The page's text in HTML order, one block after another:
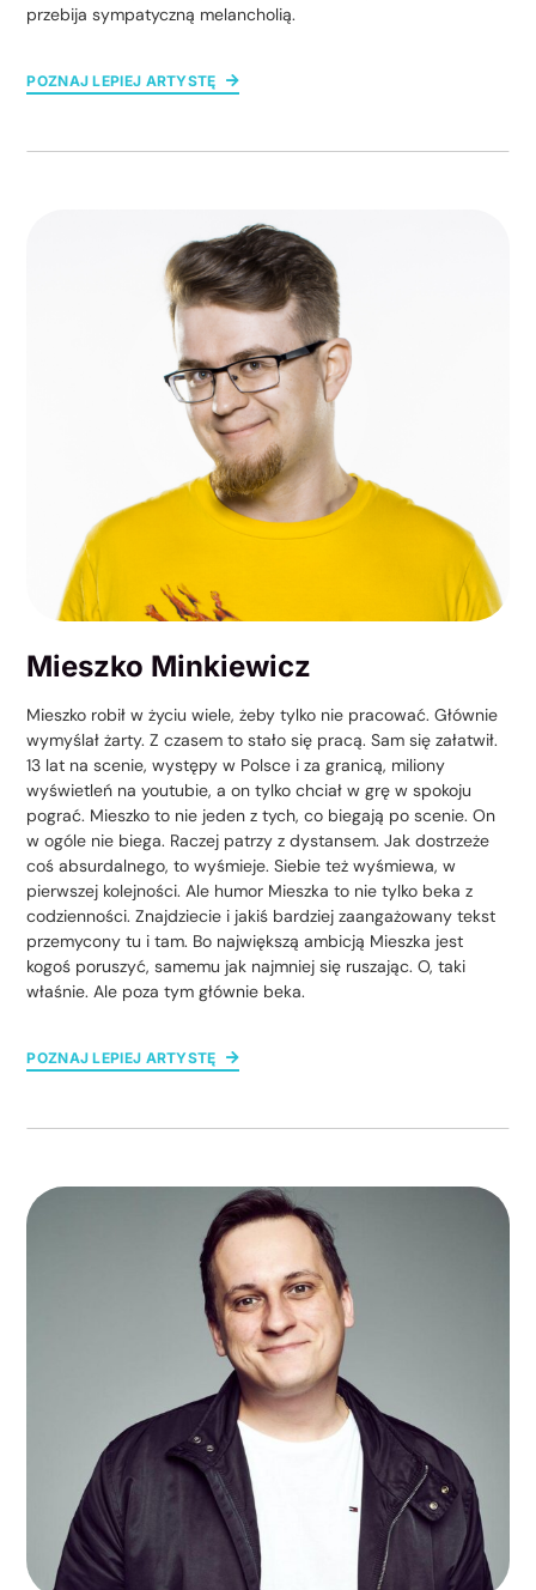
przebija sympatyczną melancholią.
POZNAJ LEPIEJ ARTYSTĘ
Mieszko Minkiewicz
Mieszko robił w życiu wiele, żeby tylko nie pracować. Głównie
wymyślał żarty. Z czasem to stało się pracą. Sam się załatwił.
13 lat na scenie, występy w Polsce i za granicą, miliony
wyświetleń na youtubie, a on tylko chciał w grę w spokoju
pograć. Mieszko to nie jeden z tych, co biegają po scenie. On
w ogóle nie biega. Raczej patrzy z dystansem. Jak dostrzeże
coś absurdalnego, to wyśmieje. Siebie też wyśmiewa, w
pierwszej kolejności. Ale humor Mieszka to nie tylko beka z
codzienności. Znajdziecie i jakiś bardziej zaangażowany tekst
przemycony tu i tam. Bo największą ambicją Mieszka jest
kogoś poruszyć, samemu jak najmniej się ruszając. O, taki
właśnie. Ale poza tym głównie beka.
POZNAJ LEPIEJ ARTYSTĘ